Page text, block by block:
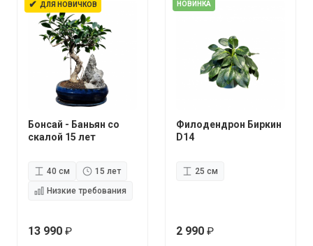
✔ ДЛЯ НОВИЧКОВ
Бонсай - Баньян со
скалой 15 лет
40 см
15 лет
Низкие требования
13 990
НОВИНКА
Филодендрон Биркин
D14
25 см
2 990